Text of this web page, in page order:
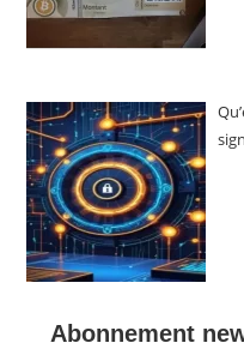
Abonnement